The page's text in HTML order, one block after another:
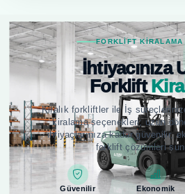
FORKLIFT KIRALAMA
İhtiyacınıza
Forklift
Kiralık forkliftler ile İş
kiralama seçenekleri; uzun
ihtiyaçlarınıza kadar güvenilir,
forklift çözümleri
Güvenilir Ekonomik